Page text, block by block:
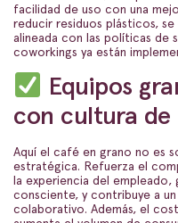
facilidad de uso con una
reducir residuos plásticos,
alineada con las políticas de
coworkings ya están
Equipos
con cultura de
Aquí el café en grano no es
estratégica. Refuerza el
la experiencia del empleado,
consciente, y contribuye a
colaborativo. Además, el